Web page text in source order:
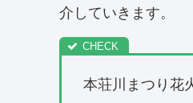
介していきます。
本荘川まつり花